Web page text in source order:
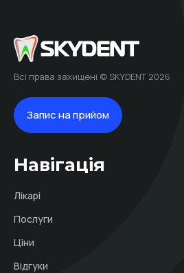
Всі права захищені © SKYDENT 2026
Запис на прийом
Навігація
Лікарі
Послуги
Ціни
Відгуки